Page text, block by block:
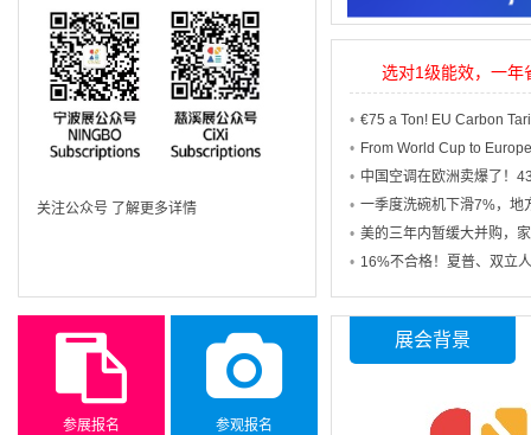
关注公众号 了解更多详情
选对1级能效，一年
参展报名 参观报名
展会背景